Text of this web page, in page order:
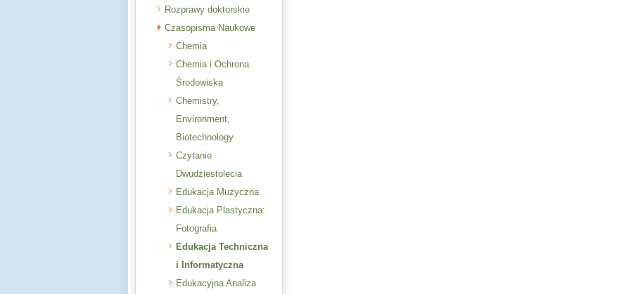
Rozprawy doktorskie
Czasopisma Naukowe
Chemia
Chemia i Ochrona
Środowiska
Chemistry,
Environment,
Biotechnology
Czytanie
Dwudziestolecia
Edukacja Muzyczna
Edukacja Plastyczna:
Fotografia
Edukacja Techniczna
i Informatyczna
Edukacyjna Analiza